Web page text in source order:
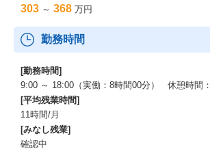
303 ～ 368 万円
勤務時間
[勤務時間]
9:00 ～ 18:00（実働：8時間00分） 休憩時間
[平均残業時間]
11時間/月
[みなし残業]
確認中